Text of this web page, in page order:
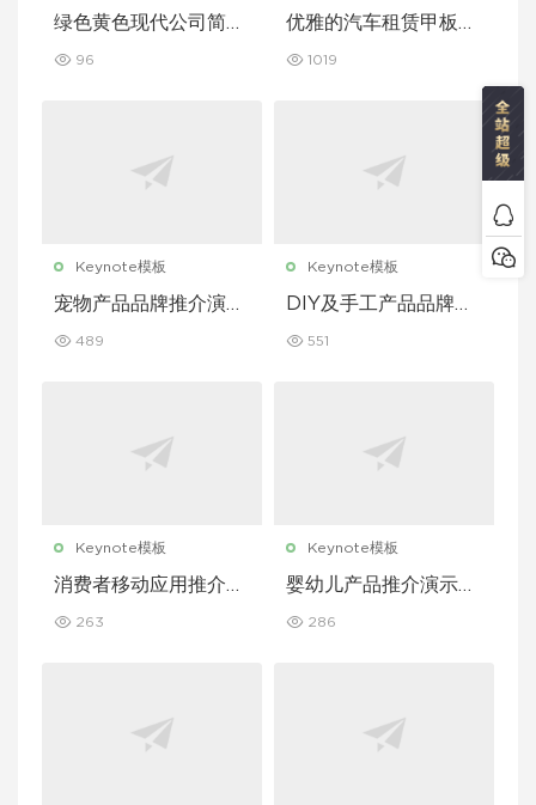
绿色黄色现代公司简介
96
优雅的汽车租赁甲板主
1019
Keynote模板
宠物产品品牌推介演示
e 模板
489
Keynote模板
DIY及手工产品品牌推
eynote 模板
551
Keynote模板
消费者移动应用推介演
ote 模板
263
Keynote模板
婴幼儿产品推介演示文
模板
286